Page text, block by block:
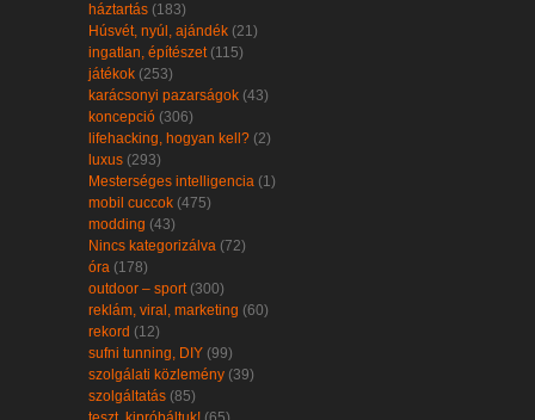
háztartás (183)
Húsvét, nyúl, ajándék (21)
ingatlan, építészet(115)
játékok (253)
karácsonyi pazarságok (43)
koncepció (306)
lifehacking, hogyan kell? (2)
luxus (293)
Mesterséges intelligencia (1)
mobil cuccok (475)
modding (43)
Nincs kategorizálva (72)
óra (178)
outdoor – sport(300)
reklám, viral, marketing (60)
rekord (12)
sufni tunning, DIY (99)
szolgálati közlemény (39)
szolgáltatás (85)